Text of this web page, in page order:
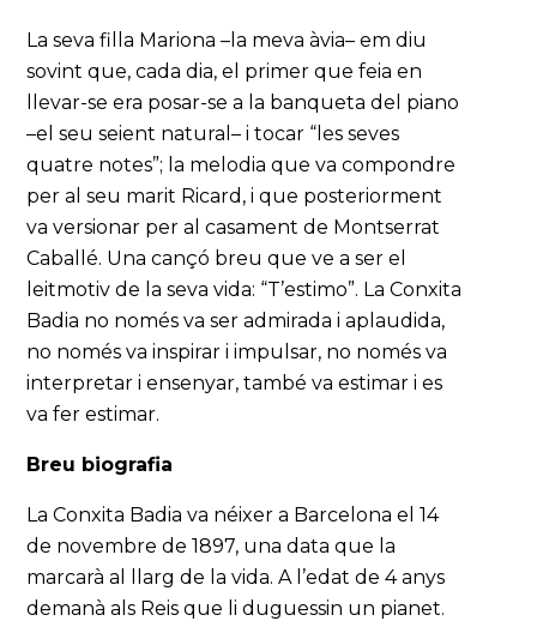
La seva filla Mariona –la meva àvia– em diu
sovint que, cada dia, el primer que feia en
llevar-se era posar-se a la banqueta del piano
–el seu seient natural– i tocar “les seves
quatre notes”; la melodia que va compondre
per al seu marit Ricard, i que posteriorment
va versionar per al casament de Montserrat
Caballé. Una cançó breu que ve a ser el
leitmotiv de la seva vida: “T’estimo”. La Conxita
Badia no només va ser admirada i aplaudida,
no només va inspirar i impulsar, no només va
interpretar i ensenyar, també va estimar i es
va fer estimar.
Breu biografia
La Conxita Badia va néixer a Barcelona el 14
de novembre de 1897, una data que la
marcarà al llarg de la vida. A l’edat de 4 anys
demanà als Reis que li duguessin un pianet.